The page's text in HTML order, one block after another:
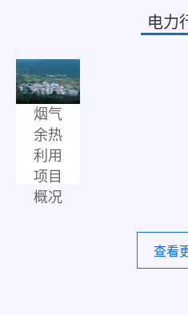
电力
巨化
烟气
余热
利用
项目
概况
查看